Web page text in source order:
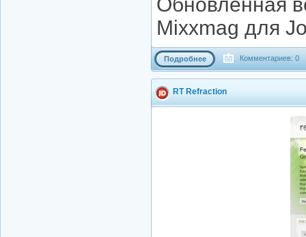
Обновленная
Mixxmag для
Подробнее Комментариев: 0
RT Refraction